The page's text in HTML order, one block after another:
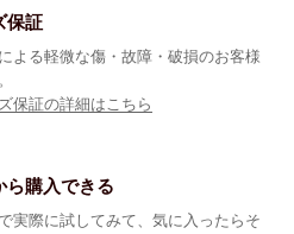
保証
よる軽微な傷・故障・破損のお客様
保証の詳細はこちら
ら購入できる
実際に試してみて、気に入ったらそ